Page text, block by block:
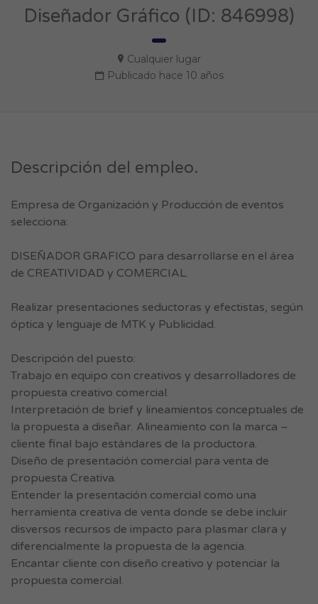
Diseñador Gráfico (ID: 846998)
Cualquier lugar
Publicado hace 10 años
Descripción del empleo.
Empresa de Organización y Producción de eventos
selecciona:
DISEÑADOR GRAFICO para desarrollarse en el área
de CREATIVIDAD y COMERCIAL.
Realizar presentaciones seductoras y efectistas, según
óptica y lenguaje de MTK y Publicidad.
Descripción del puesto:
Trabajo en equipo con creativos y desarrolladores de
propuesta creativo comercial.
Interpretación de brief y lineamientos conceptuales de
la propuesta a diseñar. Alineamiento con la marca –
cliente final bajo estándares de la productora.
Diseño de presentación comercial para venta de
propuesta Creativa.
Entender la presentación comercial como una
herramienta creativa de venta donde se debe incluir
disversos recursos de impacto para plasmar clara y
diferencialmente la propuesta de la agencia.
Encantar cliente con diseño creativo y potenciar la
propuesta comercial.